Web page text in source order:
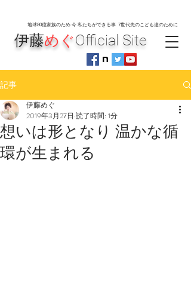
伊藤めぐOfficial Site
地球80億家族のため 今 私たちができる事 7世代先のこども達のために
記事
想いは形となり 温かな循
環が生まれる
伊藤めぐ
2019年3月27日 読了時間: 1分